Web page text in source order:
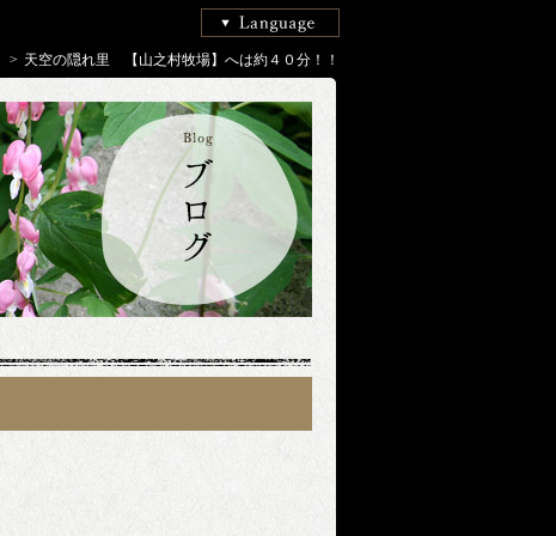
天空の隠れ里　【山之村牧場】へは約４０分！！